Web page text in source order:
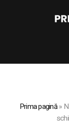
Prima pagină»